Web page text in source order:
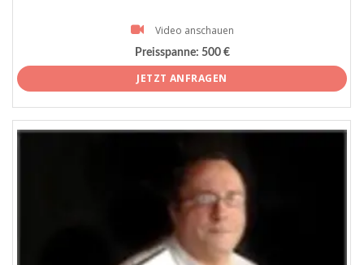
Video anschauen
Preisspanne: 500 €
JETZT ANFRAGEN